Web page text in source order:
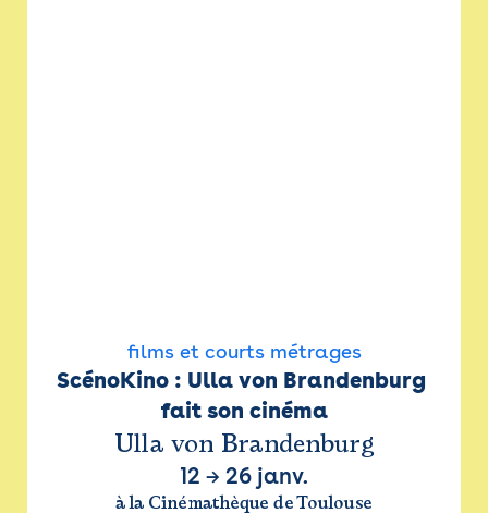
films et courts métrages
ScénoKino : Ulla von Brandenburg
fait son cinéma
Ulla von Brandenburg
12 → 26 janv.
à la Cinémathèque de Toulouse